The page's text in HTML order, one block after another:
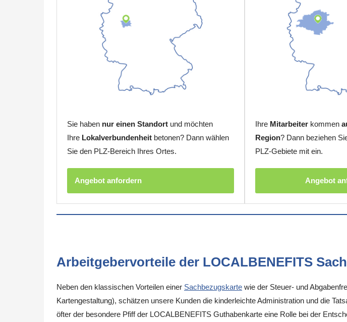
Sie haben nur einen Standort und möchten
Ihre Lokalverbundenheit betonen? Dann wählen
Sie den PLZ-Bereich Ihres Ortes.
Angebot anfordern
Ihre Mitarbeiter kommen
Region? Dann beziehen
PLZ-Gebiete mit ein.
Angebot
Arbeitgebervorteile der LOCALBENEFITS
Neben den klassischen Vorteilen einer Sachbezugskarte wie der Steuer- und
Kartengestaltung), schätzen unsere Kunden die kinderleichte Administration und die
öfter der besondere Pfiff der LOCALBENEFITS Guthabenkarte eine Rolle bei der